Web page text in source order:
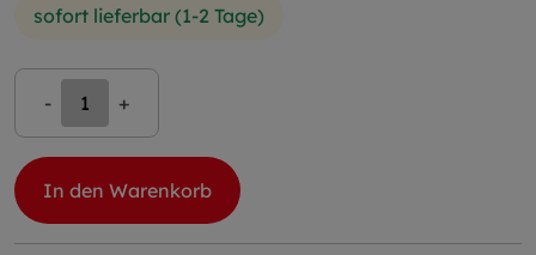
sofort lieferbar (1-2 Tage)
- +
In den Warenkorb